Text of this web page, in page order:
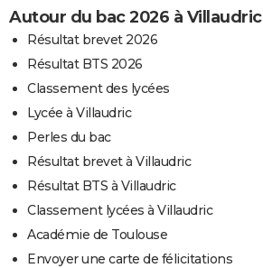
Autour du bac 2026 à Villaudric
Résultat brevet 2026
Résultat BTS 2026
Classement des lycées
Lycée à Villaudric
Perles du bac
Résultat brevet à Villaudric
Résultat BTS à Villaudric
Classement lycées à Villaudric
Académie de Toulouse
Envoyer une carte de félicitations